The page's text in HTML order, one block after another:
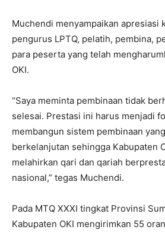
Muchendi menyampaikan apresiasi
pengurus LPTQ, pelatih, pembina,
para peserta yang telah
OKI.
“Saya meminta pembinaan tidak
selesai. Prestasi ini harus menjadi
membangun sistem pembinaan
berkelanjutan sehingga Kabupaten
melahirkan qari dan qariah
nasional,” tegas Muchendi.
Pada MTQ XXXI tingkat Provinsi
Kabupaten OKI mengirimkan 55